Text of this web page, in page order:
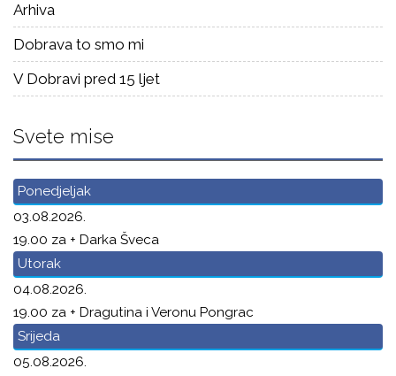
Arhiva
Dobrava to smo mi
V Dobravi pred 15 ljet
Svete mise
Ponedjeljak
03.08.2026.
19.00 za + Darka Šveca
Utorak
04.08.2026.
19.00 za + Dragutina i Veronu Pongrac
Srijeda
05.08.2026.